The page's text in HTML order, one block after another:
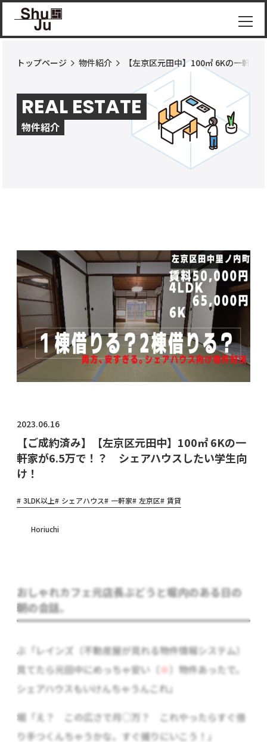
物件
ShuJu
につ
いて
物件オ
ーナ
ー・管
理会社
様へ
トップページ 物件紹介 【左京区元田中】100㎡ 6Kの一軒
REAL ESTATE
物件紹介
2023.06.16
【ご成約済み】【左京区元田中】100㎡ 6Kの一
軒家が6.5万で！？ シェアハウスしたい学生向
け！
3LDK以上 シェアハウス 一軒家 左京区 賃貸
Horiuchi
おしゃれカフェ元店長ぶどうと堀内のある日の
朝の会話。
ぶ「レインズ （不動産屋が見れる物件情報システム）
見てたら元田中にめっちゃ安い（ ※ ）物件あったで。
シェアハウスもいけんちゃうんこれ」
堀「え？ この広さで月○万？ これやったらすぐ借
り手つくんちゃうかな。すぐ撮りにいこう！」